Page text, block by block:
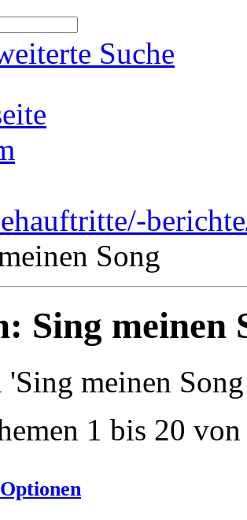
Suche
Song
Sing meinen
meinen
1 bis 20